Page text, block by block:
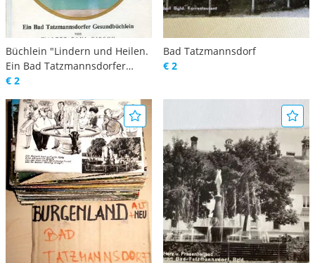
Büchlein "Lindern und Heilen.
Ein Bad Tatzmannsdorfer
Gesundbüchlein" 1987 Walter
€ 2
Bad Tatzmannsdorf
€ 2